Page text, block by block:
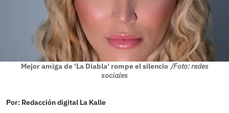
Mejor amiga de 'La Diabla' rompe el silencio /Foto: redes
sociales
Por: Redacción digital La Kalle